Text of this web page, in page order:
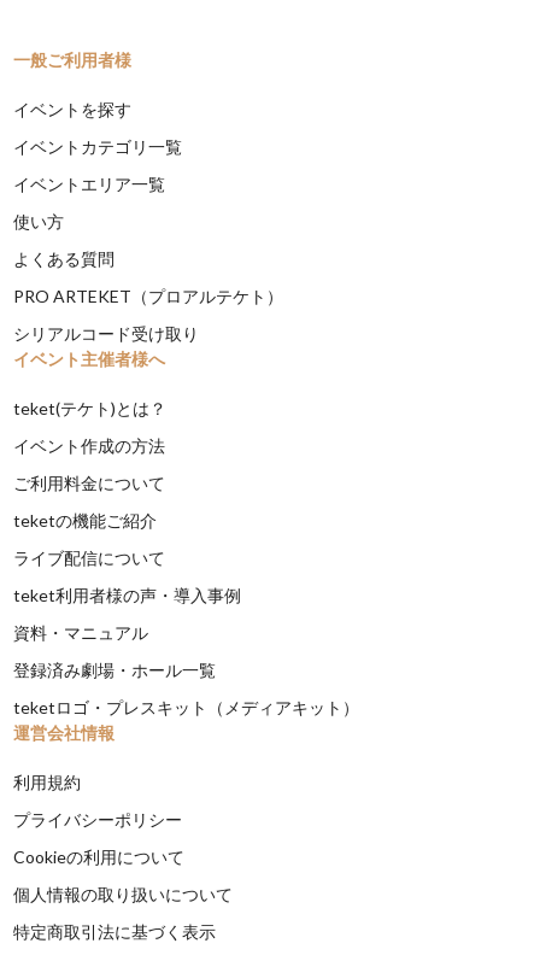
一般ご利用者様
イベントを探す
イベントカテゴリ一覧
イベントエリア一覧
使い方
よくある質問
PRO ARTEKET（プロアルテケト）
シリアルコード受け取り
イベント主催者様へ
teket(テケト)とは？
イベント作成の方法
ご利用料金について
teketの機能ご紹介
ライブ配信について
teket利用者様の声・導入事例
資料・マニュアル
登録済み劇場・ホール一覧
teketロゴ・プレスキット（メディアキット）
運営会社情報
利用規約
プライバシーポリシー
Cookieの利用について
個人情報の取り扱いについて
特定商取引法に基づく表示